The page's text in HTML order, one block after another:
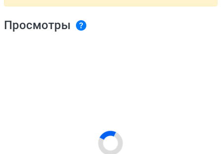
Просмотры